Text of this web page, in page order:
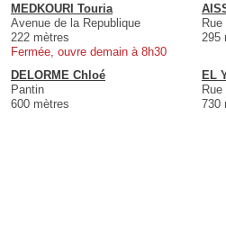
MEDKOURI Touria
Avenue de la Republique
222 mètres
Fermée, ouvre demain à 8h30
295
DELORME Chloé
Pantin
600 mètres
EL
Rue
730